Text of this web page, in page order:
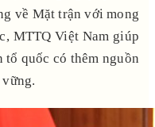
về Mặt trận với mong
MTTQ Việt Nam giúp
quốc có thêm nguồn